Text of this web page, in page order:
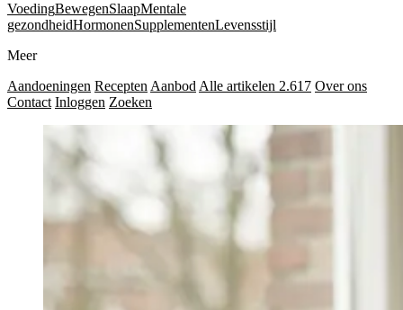
VoedingBewegenSlaapMentale
gezondheidHormonenSupplementenLevensstijl
Meer
Aandoeningen Recepten Aanbod Alle artikelen 2.617 Over ons
Contact Inloggen Zoeken